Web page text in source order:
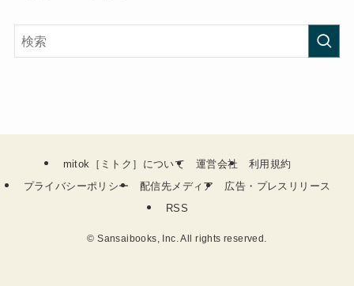
mitok［ミトク］について 運営会社
利用規約
プライバシーポリシー
配信先メディア
広告・プレスリリース
RSS
© Sansaibooks, Inc. All rights reserved.